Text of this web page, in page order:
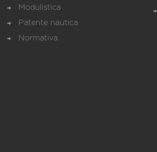
Modulistica
Patente nautica
Normativa